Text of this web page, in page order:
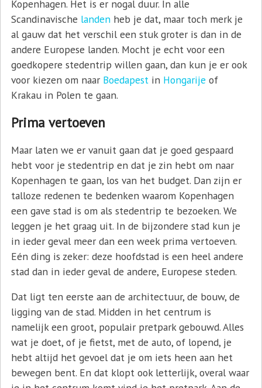
Kopenhagen. Het is er nogal duur. In alle
Scandinavische landenheb je dat, maar toch merk je
al gauw dat het verschil een stuk groter is dan in de
andere Europese landen. Mocht je echt voor een
goedkopere stedentrip willen gaan, dan kun je er ook
voor kiezen om naar Boedapestin Hongarije of
Krakau in Polen te gaan.
Prima vertoeven
Maar laten we er vanuit gaan dat je goed gespaard
hebt voor je stedentrip en dat je zin hebt om naar
Kopenhagen te gaan, los van het budget. Dan zijn er
talloze redenen te bedenken waarom Kopenhagen
een gave stad is om als stedentrip te bezoeken. We
leggen je het graag uit. In de bijzondere stad kun je
in ieder geval meer dan een week prima vertoeven.
Eén ding is zeker: deze hoofdstad is een heel andere
stad dan in ieder geval de andere, Europese steden.
Dat ligt ten eerste aan de architectuur, de bouw, de
ligging van de stad. Midden in het centrum is
namelijk een groot, populair pretpark gebouwd. Alles
wat je doet, of je fietst, met de auto, of lopend, je
hebt altijd het gevoel dat je om iets heen aan het
bewegen bent. En dat klopt ook letterlijk, overal waar